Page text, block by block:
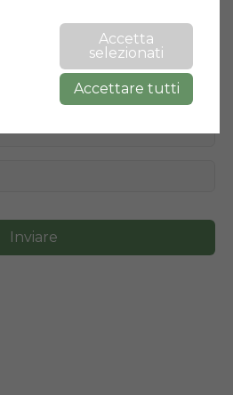
Inviare
Accetta
selezionati
Accettare tutti